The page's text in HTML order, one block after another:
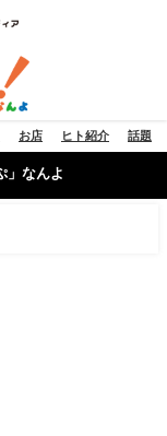
お店 ヒト紹介 話題
」なんよ